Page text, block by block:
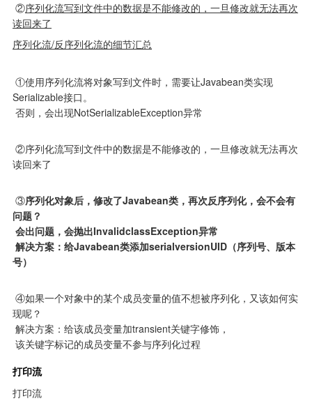
②序列化流写到文件中的数据是不能修改的，一旦修改就无法再次
读回来了
序列化流/反序列化流的细节汇总
Serializable接口。
否则，会出现NotSerializableException异常
读回来了
③序列化对象后，修改了Javabean类，再次反序列化，会不会有
问题？
会出问题，会抛出InvalidclassException异常
号）
现呢？
该关键字标记的成员变量不参与序列化过程
打印流
打印流